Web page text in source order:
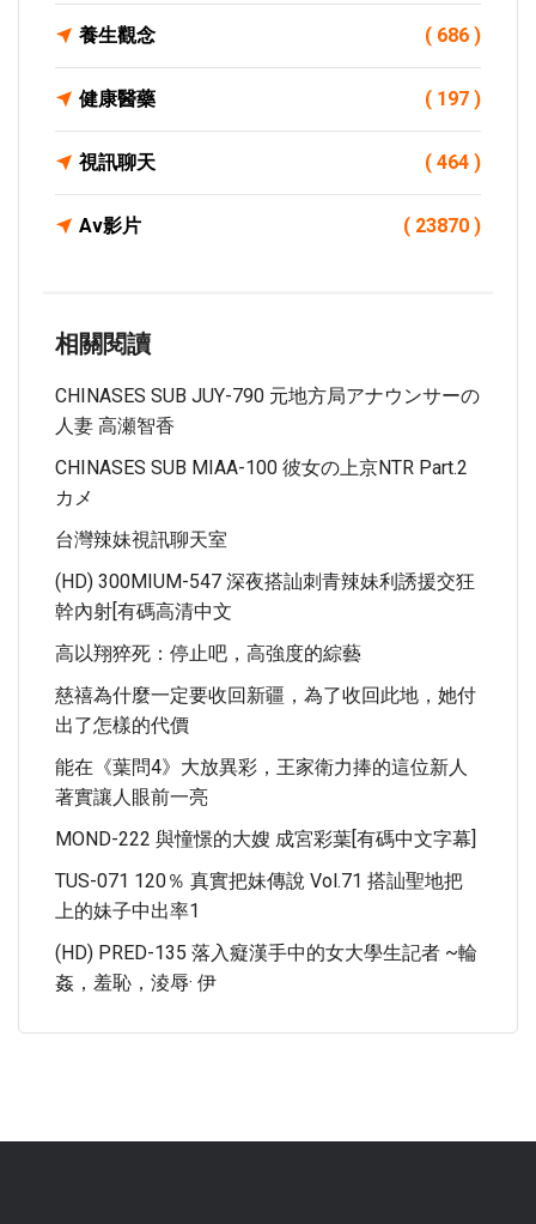
養生觀念 ( 686 )
健康醫藥 ( 197 )
視訊聊天 ( 464 )
Av影片 ( 23870 )
相關閱讀
CHINASES SUB JUY-790 元地方局アナウンサーの
人妻 高瀬智香
CHINASES SUB MIAA-100 彼女の上京NTR Part.2
カメ
台灣辣妹視訊聊天室
(HD) 300MIUM-547 深夜搭訕刺青辣妹利誘援交狂
幹內射[有碼高清中文
高以翔猝死：停止吧，高強度的綜藝
慈禧為什麼一定要收回新疆，為了收回此地，她付
出了怎樣的代價
能在《葉問4》大放異彩，王家衛力捧的這位新人
著實讓人眼前一亮
MOND-222 與憧憬的大嫂 成宮彩葉[有碼中文字幕]
TUS-071 120％ 真實把妹傳說 Vol.71 搭訕聖地把
上的妹子中出率1
(HD) PRED-135 落入癡漢手中的女大學生記者 ~輪
姦，羞恥，淩辱· 伊